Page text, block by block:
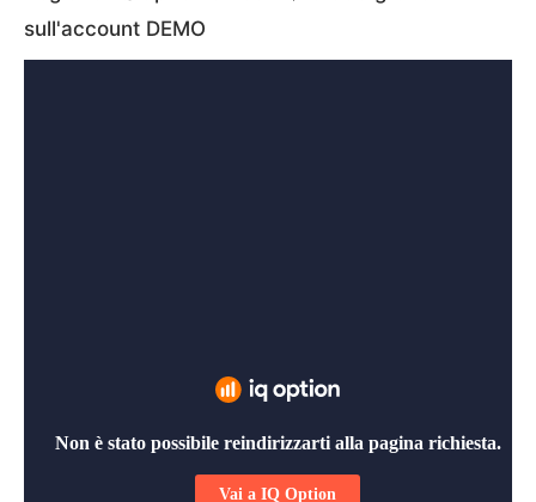
sull'account DEMO